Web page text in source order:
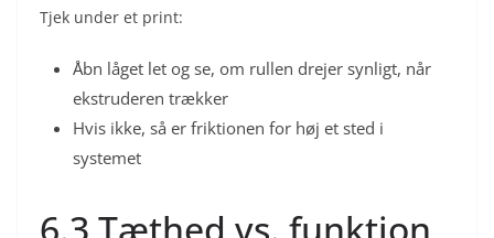
Tjek under et print:
Åbn låget let og se, om rullen drejer synligt, når
ekstruderen trækker
Hvis ikke, så er friktionen for høj et sted i
systemet
6.3 Tæthed vs. funktion